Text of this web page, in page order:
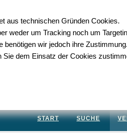
START SUCHE
aus technischen Gründen Cookies.
weder um Tracking noch um
benötigen wir jedoch ihre Zustimmung.
Sie dem Einsatz der Cookies